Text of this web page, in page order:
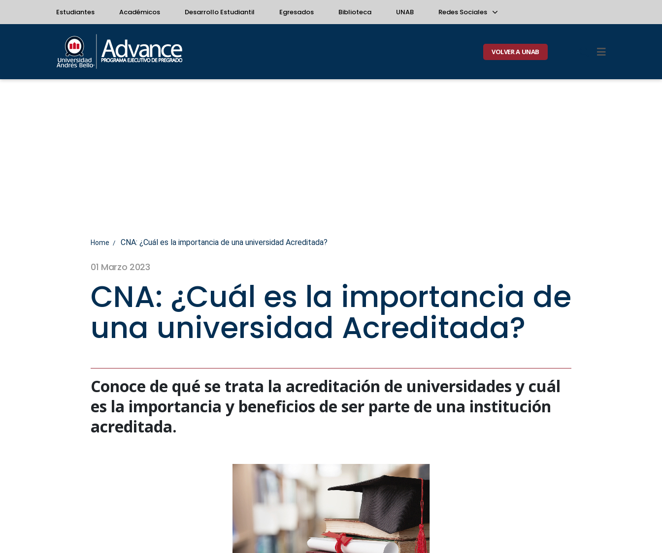
Estudiantes Académicos Desarrollo Estudiantil Egresados Biblioteca UNAB Redes Sociales
VOLVER A UNAB
Home CNA: ¿Cuál es la importancia de una universidad Acreditada?
01 Marzo 2023
CNA: ¿Cuál es la importancia de
una universidad Acreditada?
Conoce de qué se trata la acreditación de universidades y cuál
es la importancia y beneficios de ser parte de una institución
acreditada.